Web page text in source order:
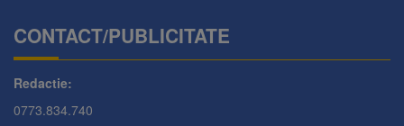
CONTACT/PUBLICITATE
Redactie:
0773.834.740